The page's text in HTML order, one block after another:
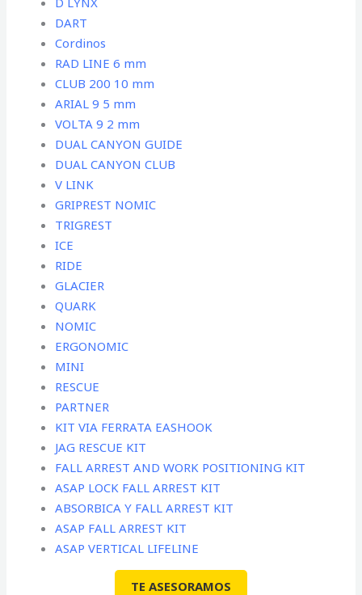
DART
Cordinos
RAD LINE 6 mm
CLUB 200 10 mm
ARIAL 9 5 mm
VOLTA 9 2 mm
DUAL CANYON GUIDE
DUAL CANYON CLUB
V LINK
GRIPREST NOMIC
TRIGREST
ICE
RIDE
GLACIER
QUARK
NOMIC
ERGONOMIC
MINI
RESCUE
PARTNER
KIT VIA FERRATA EASHOOK
JAG RESCUE KIT
FALL ARREST AND WORK POSITIONING KIT
ASAP LOCK FALL ARREST KIT
ABSORBICA Y FALL ARREST KIT
ASAP FALL ARREST KIT
ASAP VERTICAL LIFELINE
TE ASESORAMOS